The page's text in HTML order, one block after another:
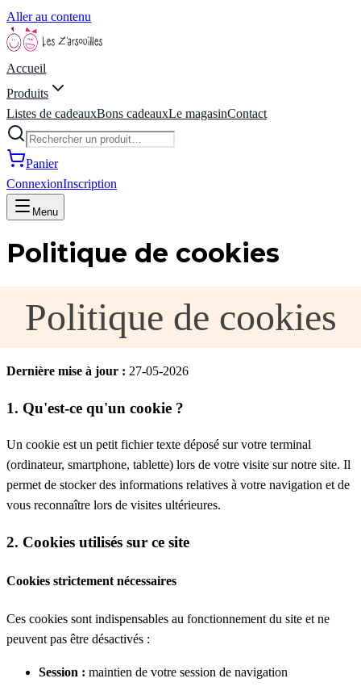
Aller au contenu
Accueil
Produits
Listes de cadeauxBons cadeauxLe magasinContact
Panier
ConnexionInscription
Menu
Politique de cookies
Politique de cookies
Dernière mise à jour : 27-05-2026
1. Qu'est-ce qu'un cookie ?
Un cookie est un petit fichier texte déposé sur votre terminal
(ordinateur, smartphone, tablette) lors de votre visite sur notre site. Il
permet de stocker des informations relatives à votre navigation et de
vous reconnaître lors de visites ultérieures.
2. Cookies utilisés sur ce site
Cookies strictement nécessaires
Ces cookies sont indispensables au fonctionnement du site et ne
peuvent pas être désactivés :
Session : maintien de votre session de navigation